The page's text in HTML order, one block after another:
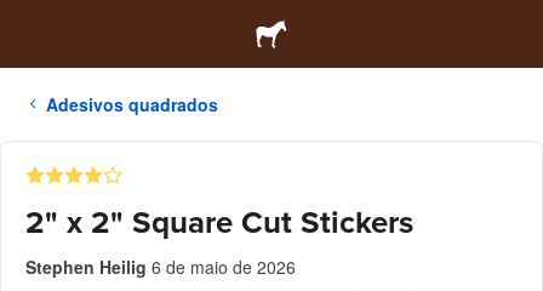
Adesivos quadrados
2" x 2" Square Cut Stickers
Stephen Heilig 6 de maio de 2026